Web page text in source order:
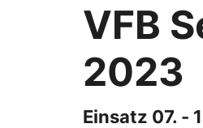
VFB
2023
Einsatz 07. -